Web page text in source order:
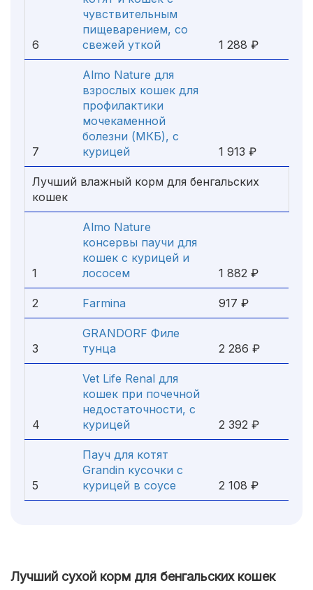
6
чувствительным
пищеварением, со
свежей уткой
1 288 ₽
7
Almo Nature для
взрослых кошек для
профилактики
мочекаменной
болезни (МКБ), с
курицей
1 913 ₽
Лучший влажный корм для бенгальских
кошек
1
Almo Nature
консервы паучи для
кошек с курицей и
лососем
1 882 ₽
2 Farmina 917 ₽
3
GRANDORF Филе
тунца
2 286 ₽
4
Vet Life Renal для
кошек при почечной
недостаточности, с
курицей
2 392 ₽
5
Пауч для котят
Grandin кусочки с
курицей в соусе
2 108 ₽
Лучший сухой корм для бенгальских кошек